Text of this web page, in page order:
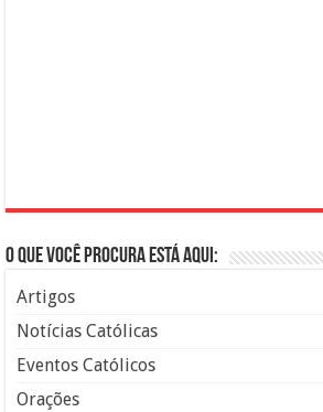
O que você procura está aqui:
Artigos
Notícias Católicas
Eventos Católicos
Orações